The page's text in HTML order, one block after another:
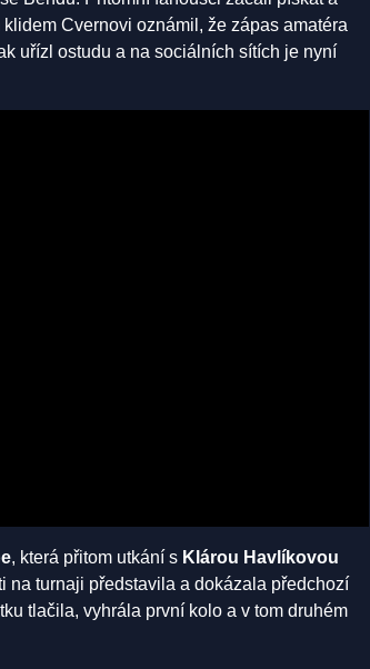
Cvernovi oznámil, že zápas amatéra
uřízl ostudu a na sociálních sítích je nyní
, která přitom utkání s Klárou Havlíkovou
turnaji představila a dokázala předchozí
tlačila, vyhrála první kolo a v tom druhém